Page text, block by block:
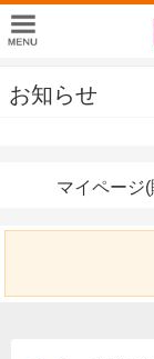
お知らせ
マイページ